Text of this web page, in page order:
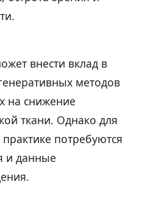
внести вклад в
методов
на снижение
ткани. Однако для
потребуются
и данные